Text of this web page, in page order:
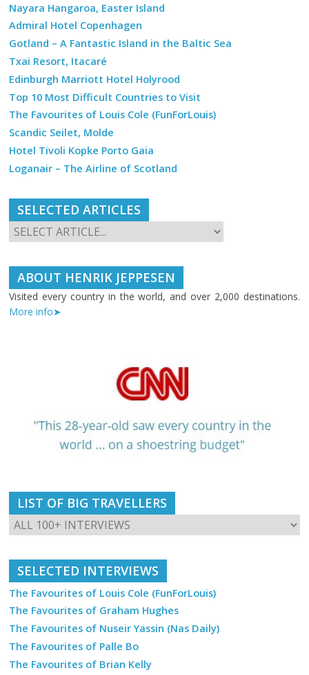
Nayara Hangaroa, Easter Island
Admiral Hotel Copenhagen
Gotland – A Fantastic Island in the Baltic Sea
Txai Resort, Itacaré
Edinburgh Marriott Hotel Holyrood
Top 10 Most Difficult Countries to Visit
The Favourites of Louis Cole (FunForLouis)
Scandic Seilet, Molde
Hotel Tivoli Kopke Porto Gaia
Loganair – The Airline of Scotland
SELECTED ARTICLES
ABOUT HENRIK JEPPESEN
Visited every country in the world, and over 2,000 destinations.
More info➤
LIST OF BIG TRAVELLERS
SELECTED INTERVIEWS
The Favourites of Louis Cole (FunForLouis)
The Favourites of Graham Hughes
The Favourites of Nuseir Yassin (Nas Daily)
The Favourites of Palle Bo
The Favourites of Brian Kelly